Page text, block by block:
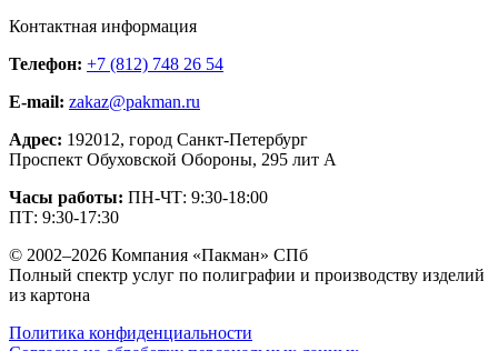
Контактная информация
Телефон: +7 (812) 748 26 54
E-mail: zakaz@pakman.ru
Адрес: 192012, город Санкт-Петербург
Проспект Обуховской Обороны, 295 лит А
Часы работы: ПН-ЧТ: 9:30-18:00
ПТ: 9:30-17:30
© 2002–2026 Компания «Пакман» СПб
Полный спектр услуг по полиграфии и производству изделий
из картона
Политика конфиденциальности